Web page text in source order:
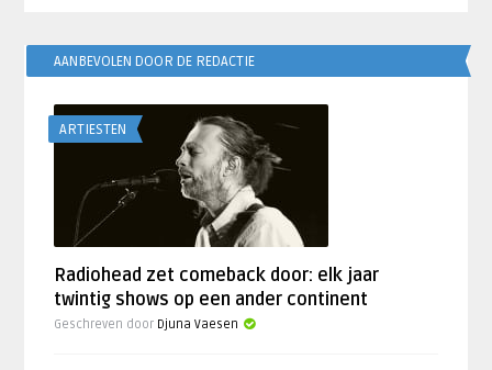
AANBEVOLEN DOOR DE REDACTIE
ARTIESTEN
Radiohead zet comeback door: elk jaar
twintig shows op een ander continent
Geschreven door Djuna Vaesen